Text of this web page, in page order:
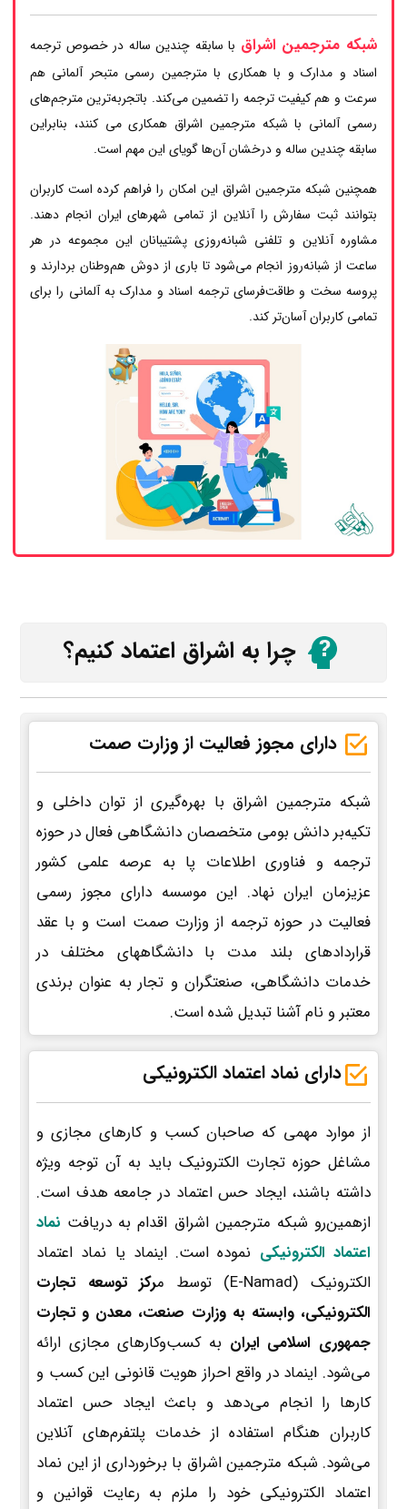
شبکه مترجمین اشراق با سابقه چندین ساله در خصوص ترجمه
اسناد و مدارک و با همکاری با مترجمین رسمی متبحر آلمانی هم
سرعت و هم کیفیت ترجمه را تضمین می‌کند. باتجربه‌ترین مترجم‌های
رسمی آلمانی با شبکه مترجمین اشراق همکاری می کنند، بنابراین
سابقه چندین ساله و درخشان آن‌ها گویای این مهم است.
همچنین شبکه مترجمین اشراق این امکان را فراهم کرده است کاربران
بتوانند ثبت سفارش را آنلاین از تمامی شهرهای ایران انجام دهند.
مشاوره آنلاین و تلفنی شبانه‌روزی پشتیبانان این مجموعه در هر
ساعت از شبانه‌روز انجام می‌شود تا باری از دوش هم‌وطنان بردارند و
پروسه سخت و طاقت‌فرسای ترجمه اسناد و مدارک به آلمانی را برای
تمامی کاربران آسان‌تر کند.
چرا به اشراق اعتماد کنیم؟
دارای مجوز فعالیت از وزارت صمت
شبکه مترجمین اشراق با بهره‌گیری از توان داخلی و
تکیه‌بر دانش بومی متخصصان دانشگاهی فعال در حوزه
ترجمه و فناوری اطلاعات پا به عرصه علمی کشور
عزیزمان ایران نهاد. این موسسه دارای مجوز رسمی
فعالیت در حوزه ترجمه از وزارت صمت است و با عقد
قراردادهای بلند مدت با دانشگاههای مختلف در
خدمات دانشگاهی، صنعتگران و تجار به عنوان برندی
معتبر و نام آشنا تبدیل شده است.
دارای نماد اعتماد الکترونیکی
از موارد مهمی که صاحبان کسب و کارهای مجازی و
مشاغل حوزه تجارت الکترونیک باید به آن توجه ویژه
داشته باشند، ایجاد حس اعتماد در جامعه هدف است.
ازهمین‌رو شبکه مترجمین اشراق اقدام به دریافت نماد
اعتماد الکترونیکی نموده است. اینماد یا نماد اعتماد
الکترونیک (E-Namad) توسط م
رکز توسعه تجارت
الکترونیکی، وابسته به وزارت صنعت، معدن و تجارت
جمهوری اسلامی ایران به کسب‌وکارهای مجازی ارائه
می‌شود. اینماد در واقع احراز هویت قانونی این کسب و
کارها را انجام می‌دهد و باعث ایجاد حس اعتماد
کاربران هنگام استفاده از خدمات پلتفرم‌های آنلاین
می‌شود. شبکه مترجمین اشراق با برخورداری از این نماد
اعتماد الکترونیکی خود را ملزم به رعایت قوانین و